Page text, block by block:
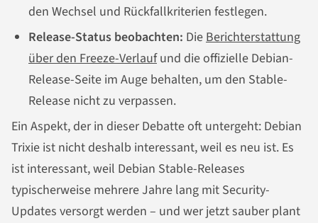
den Wechsel und Rückfallkriterien festlegen.
Release-Status beobachten: Die Berichterstattung
über den Freeze-Verlaufund die offizielle Debian-
Release-Seite im Auge behalten, um den Stable-
Release nicht zu verpassen.
Ein Aspekt, der in dieser Debatte oft untergeht: Debian
Trixie ist nicht deshalb interessant, weil es neu ist. Es
ist interessant, weil Debian Stable-Releases
typischerweise mehrere Jahre lang mit Security-
Updates versorgt werden – und wer jetzt sauber plant